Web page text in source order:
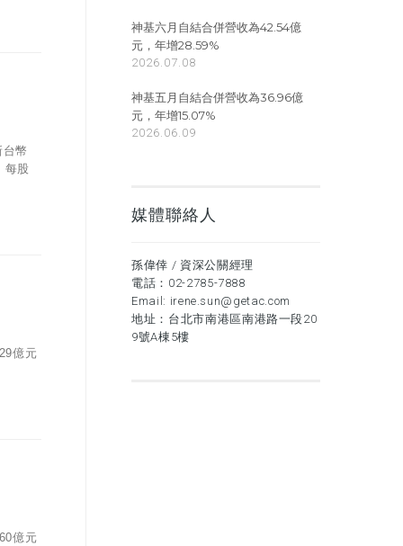
幣
每股
億元
億元
神基六月自結合併營收為42.54億
元，年增28.59%
2026.07.08
神基五月自結合併營收為36.96億
元，年增15.07%
2026.06.09
媒體聯絡人
孫偉倖 / 資深公關經理
電話： 02-2785-7888
Email: irene.sun@getac.com
地址：台北市南港區南港路一段20
9號A棟5樓